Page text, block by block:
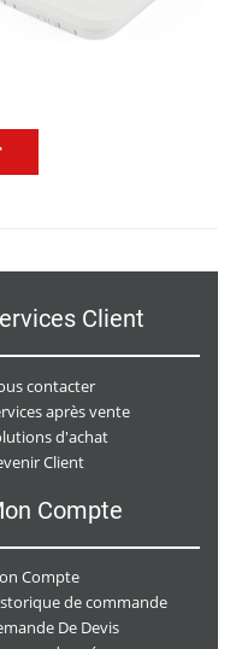
Client
contacter
après vente
d'achat
Client
Compte
Compte
de commande
De Devis